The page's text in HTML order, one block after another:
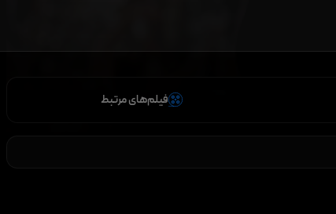
فیلم‌های مرتبط